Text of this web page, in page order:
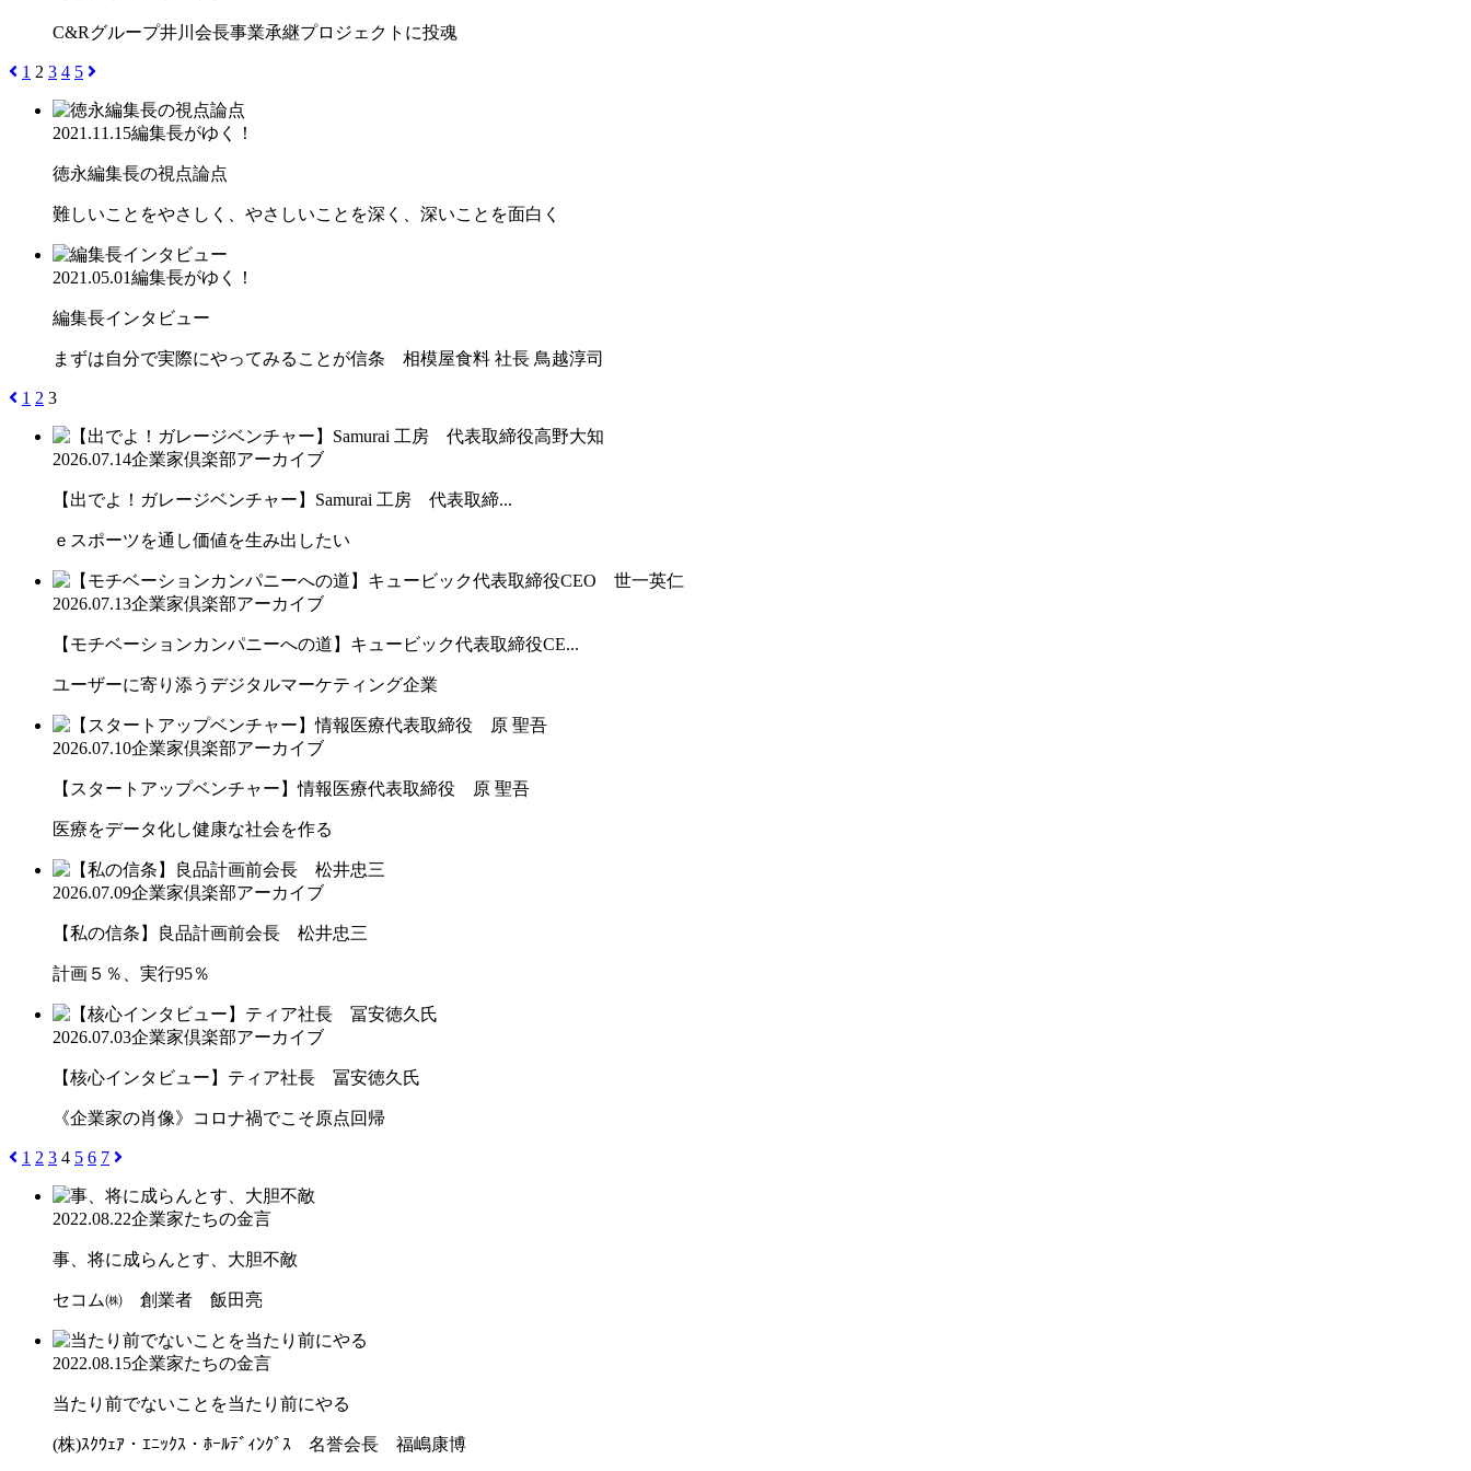
C&Rグループ井川会長事業承継プロジェクトに投魂
1 2 3 4 5
2021.11.15編集長がゆく！
徳永編集長の視点論点
難しいことをやさしく、やさしいことを深く、深いことを面白く
2021.05.01編集長がゆく！
編集長インタビュー
まずは自分で実際にやってみることが信条 相模屋食料 社長 鳥越淳司
1 2 3
2026.07.14企業家倶楽部アーカイブ
【出でよ！ガレージベンチャー】Samurai 工房 代表取締...
ｅスポーツを通し価値を生み出したい
2026.07.13企業家倶楽部アーカイブ
【モチベーションカンパニーへの道】キュービック代表取締役CE...
ユーザーに寄り添うデジタルマーケティング企業
2026.07.10企業家倶楽部アーカイブ
【スタートアップベンチャー】情報医療代表取締役 原 聖吾
医療をデータ化し健康な社会を作る
2026.07.09企業家倶楽部アーカイブ
【私の信条】良品計画前会長 松井忠三
計画５％、実行95％
2026.07.03企業家倶楽部アーカイブ
【核心インタビュー】ティア社長 冨安徳久氏
《企業家の肖像》コロナ禍でこそ原点回帰
1 2 3 4 5 6 7
2022.08.22企業家たちの金言
事、将に成らんとす、大胆不敵
セコム㈱ 創業者 飯田亮
2022.08.15企業家たちの金言
当たり前でないことを当たり前にやる
(株)ｽｸｳｪｱ・ｴﾆｯｸｽ・ﾎｰﾙﾃﾞｨﾝｸﾞｽ 名誉会長 福嶋康博